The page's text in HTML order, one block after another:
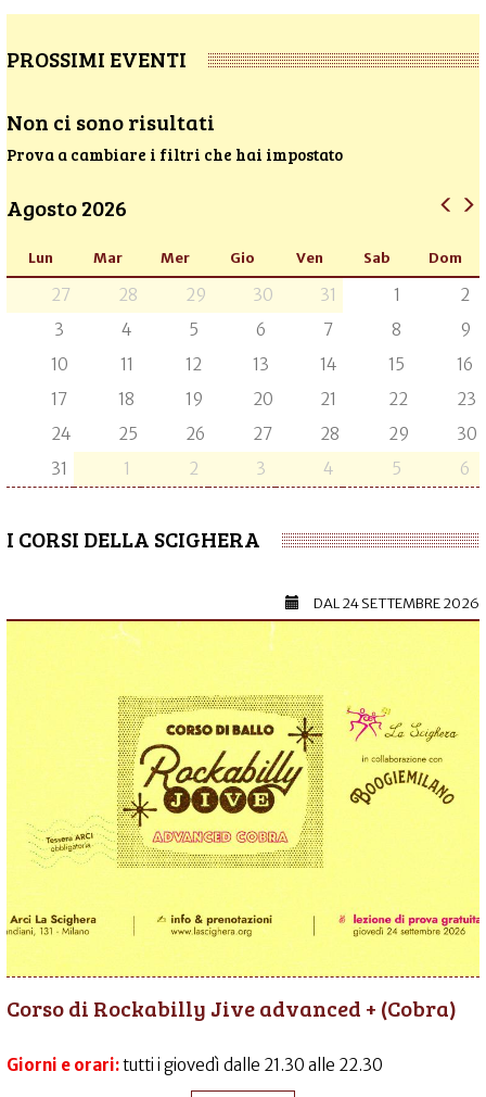
PROSSIMI EVENTI
Non ci sono risultati
Prova a cambiare i filtri che hai impostato
Agosto 2026
Lun Mar Mer Gio Ven Sab Dom
27 28 29 30 31 1
2
3
4 5 6 7 8
9
10
11 12 13 14 15
16
17
18 19 20 21 22
23
24
25 26 27 28 29
30
31
1 2 3 4 5 6
I CORSI DELLA SCIGHERA
DAL24 SETTEMBRE 2026
Corso di Rockabilly Jive advanced + (Cobra)
Giorni e orari:tutti i giovedì dalle 21.30 alle 22.30